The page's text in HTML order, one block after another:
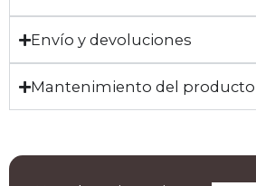
Envío y devoluciones
Mantenimiento del producto